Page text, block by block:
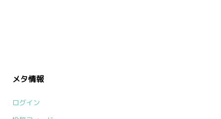
メタ情報
ログイン